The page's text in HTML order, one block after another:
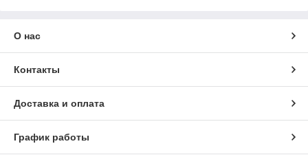
О нас
Контакты
Доставка и оплата
График работы